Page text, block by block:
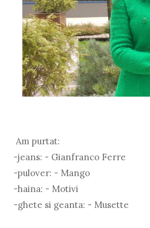
Am purtat:
-jeans: - Gianfranco Ferre
-pulover: - Mango
-haina: - Motivi
-ghete si geanta: - Musette